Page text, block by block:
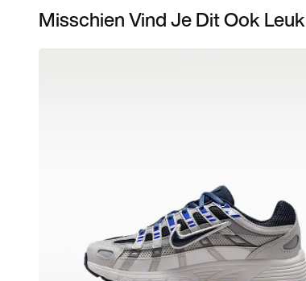
Misschien Vind Je Dit Ook Leuk